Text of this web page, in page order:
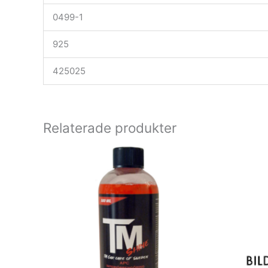
0499-1
925
425025
Relaterade produkter
produkten
har
flera
varianter.
De
olika
alternativen